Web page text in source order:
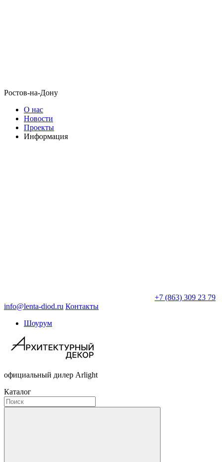
Ростов-на-Дону
О нас
Новости
Проекты
Информация
+7 (863) 309 23 79
info@lenta-diod.ru Контакты
Шоурум
официальный дилер Arlight
Каталог